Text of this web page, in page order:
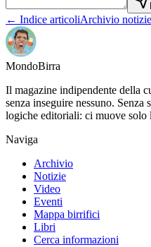
← Indice articoliArchivio
MondoBirra
Il magazine indipendente della
senza inseguire nessuno.
logiche editoriali: ci muove solo
Naviga
Archivio
Notizie
Video
Eventi
Mappa birrifici
Libri
Cerca informazioni